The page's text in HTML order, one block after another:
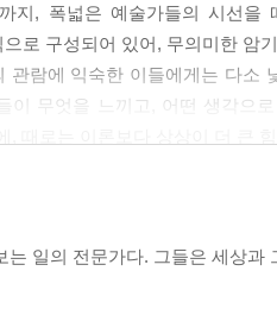
지, 폭넓은 예술가들의 시선
로 구성되어 있어, 무의미한 암
관람에 익숙한 이들에게는 다소
이 무엇을 느끼고, 어떤 생각으
시선도 조금씩 확장됩니다. 그
는 일의 전문가다. 그들은 세상